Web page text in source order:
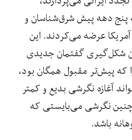
پنج دهه پیش شرق‌شناسان و
آمریکا عرضه می‌کردند. این
شکل‌گیری گفتمان جدیدی
که پیش‌تر مقبول همگان بود،
آغازه نگرشی بدیع و کمتر
چنین نگرشی می‌بایستی که
باشد.